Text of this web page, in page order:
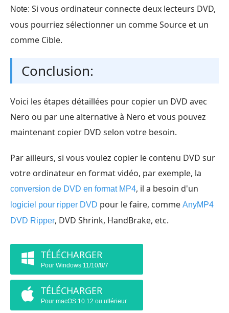
Note: Si vous ordinateur connecte deux lecteurs DVD,
vous pourriez sélectionner un comme Source et un
comme Cible.
Conclusion:
Voici les étapes détaillées pour copier un DVD avec
Nero ou par une alternative à Nero et vous pouvez
maintenant copier DVD selon votre besoin.
Par ailleurs, si vous voulez copier le contenu DVD sur
votre ordinateur en format vidéo, par exemple, la
conversion de DVD en format MP4, il a besoin d'un
logiciel pour ripper DVD pour le faire, comme AnyMP4
DVD Ripper, DVD Shrink, HandBrake, etc.
TÉLÉCHARGER
Pour Windows 11/10/8/7
TÉLÉCHARGER
Pour macOS 10.12 ou ultérieur